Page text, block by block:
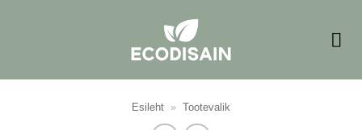
Esileht » Tootevalik